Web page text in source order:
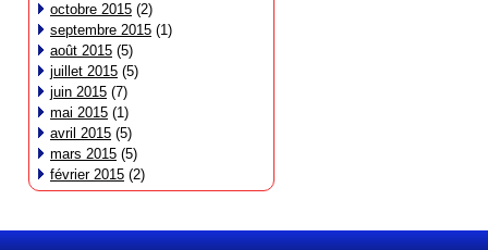
octobre 2015 (2)
septembre 2015 (1)
août 2015 (5)
juillet 2015 (5)
juin 2015 (7)
mai 2015 (1)
avril 2015 (5)
mars 2015 (5)
février 2015 (2)